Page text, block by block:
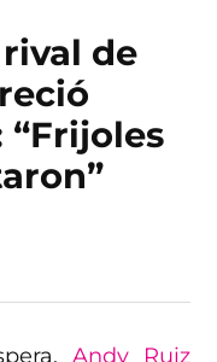
de
Andy Ruiz